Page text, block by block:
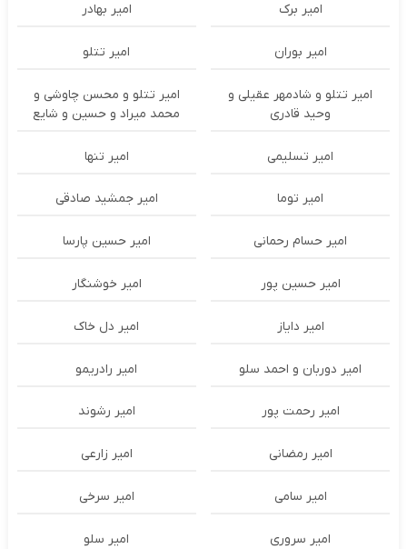
امیر برک امیر بهادر
امیر بوران امیر تتلو
امیر تتلو و شادمهر عقیلی و
وحید قادری
امیر تتلو و محسن چاوشی و
محمد میراد و حسین و شایع
امیر تسلیمی امیر تنها
امیر توما امیر جمشید صادقی
امیر حسام رحمانی امیر حسین پارسا
امیر حسین پور امیر خوشنگار
امیر دایاز امیر دل خاک
امیر دوربان و احمد سلو امیر رادریمو
امیر رحمت پور امیر رشوند
امیر رمضانی امیر زارعی
امیر سامی امیر سرخی
امیر سروری امیر سلو